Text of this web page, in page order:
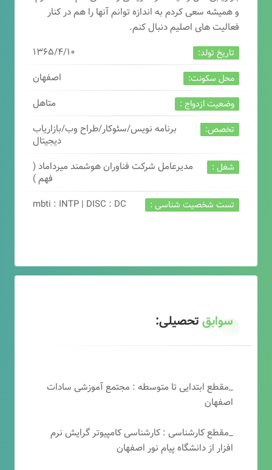
و همیشه سعی کردم به اندازه توانم آنها را هم در کنار
فعالیت های اصلیم دنبال کنم.
تاریخ تولد: ۱۳۶۵/۴/۱۰
محل سکونت: اصفهان
وضعیت ازدواج : متاهل
تخصص:
برنامه نویس/سئوکار/طراح وب/بازاریاب
دیجیتال
شغل :
مدیرعامل شرکت فناوران هوشمند میرداماد (
فهم )
تست شخصیت شناسی : mbti : INTP | DISC : DC
سوابقتحصیلی:
_مقطع ابتدایی تا متوسطه : مجتمع آموزشی سادات
اصفهان
_مقطع کارشناسی : کارشناسی کامپیوتر گرایش نرم
افزار از دانشگاه پیام نور اصفهان